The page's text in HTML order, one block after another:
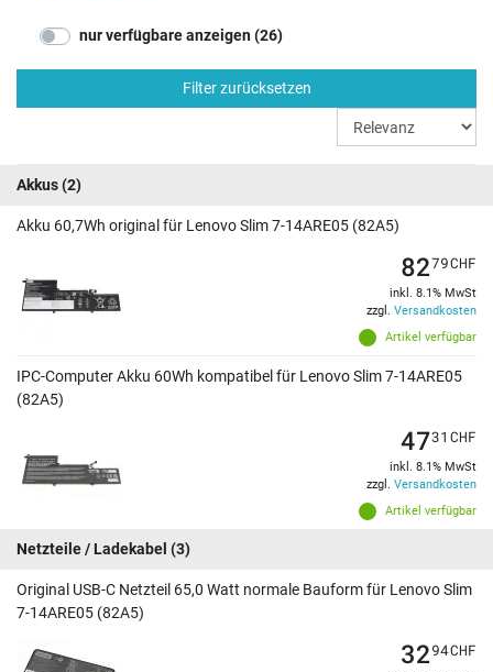
nur verfügbare anzeigen (26)
Filter zurücksetzen
Akkus(2)
Akku 60,7Wh original für Lenovo Slim 7-14ARE05 (82A5)
Artikel verfügbar
8279CHF
inkl. 8.1% MwSt
zzgl. Versandkosten
IPC-Computer Akku 60Wh kompatibel für Lenovo Slim 7-14ARE05
(82A5)
Artikel verfügbar
4731 CHF
inkl. 8.1% MwSt
zzgl. Versandkosten
Netzteile / Ladekabel (3)
Original USB-C Netzteil 65,0 Watt normale Bauform für Lenovo Slim
7-14ARE05 (82A5)
3294CHF